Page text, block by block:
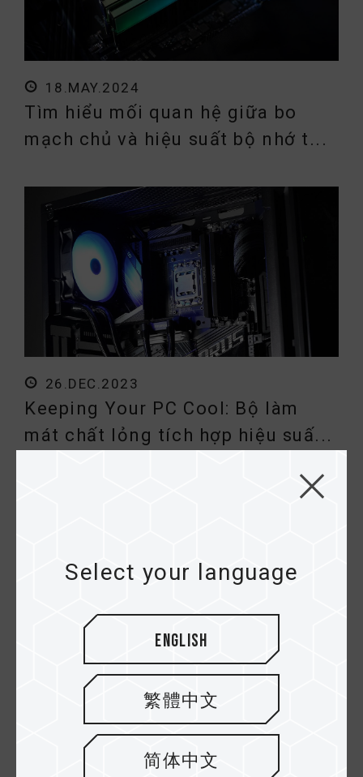
18.MAY.2024
Tìm hiểu mối quan hệ giữa bo
mạch chủ và hiệu suất bộ nhớ t...
26.DEC.2023
Keeping Your PC Cool: Bộ làm
mát chất lỏng tích hợp hiệu suấ...
13.DEC.2024
Tiết lộ bí mật của XMP⇄EXPO ép
xung đa nền tảng
Select your language
English
繁體中文
简体中文